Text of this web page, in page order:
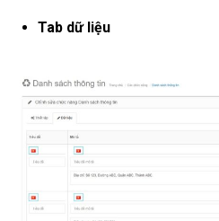
Tab dữ liệu